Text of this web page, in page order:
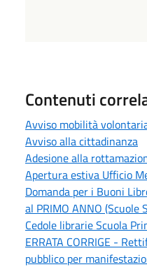
Contenuti
Avviso mobilità
Avviso alla cittadinanza
Adesione alla
Apertura estiva Ufficio
Domanda per i Buoni
al PRIMO ANNO (Scuole
Cedole librarie Scuola
ERRATA CORRIGE -
pubblico per